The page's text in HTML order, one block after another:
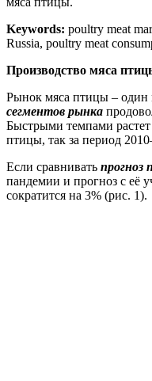
Keywords: poultry meat
Russia, poultry meat
Производство мяса
Рынок мяса птицы – один
сегментов рынка
Быстрыми темпами растет
птицы, так за период
Если сравнивать прогноз
пандемии и прогноз с её
сократится на 3% (рис. 1).